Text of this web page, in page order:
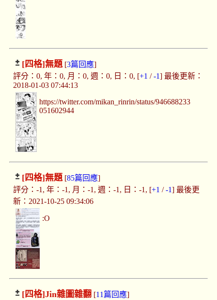
[四格]無題[3篇回應]
評分：0, 年：0, 月：0, 週：0, 日：0, [+1 /-1] 最後更新：
2018-01-03 07:44:13
https://twitter.com/mikan_rinrin/status/946688233
051602944
[四格]無題[85篇回應]
評分：-1, 年：-1, 月：-1, 週：-1, 日：-1, [+1 /-1] 最後更
新：2021-10-25 09:34:06
:O
[四格]Jin雜圖雜翻 [11篇回應]